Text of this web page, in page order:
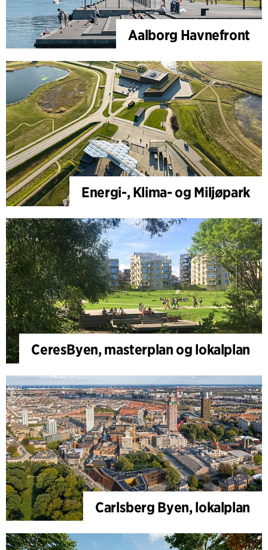
Aalborg Havnefront
Energi-, Klima- og Miljøpark
CeresByen, masterplan og lokalplan
Carlsberg Byen, lokalplan